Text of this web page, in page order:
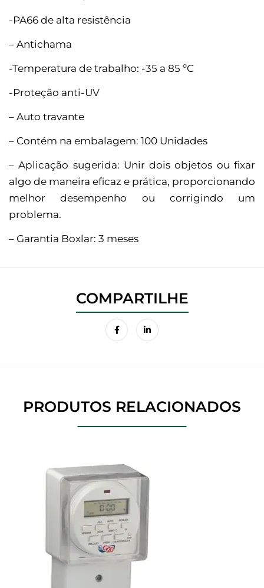
-PA66 de alta resistência
– Antichama
-Temperatura de trabalho: -35 a 85 ºC
-Proteção anti-UV
– Auto travante
– Contém na embalagem: 100 Unidades
– Aplicação sugerida: Unir dois objetos ou fixar
algo de maneira eficaz e prática, proporcionando
melhor desempenho ou corrigindo um
problema.
– Garantia Boxlar: 3 meses
PRODUTOS RELACIONADOS